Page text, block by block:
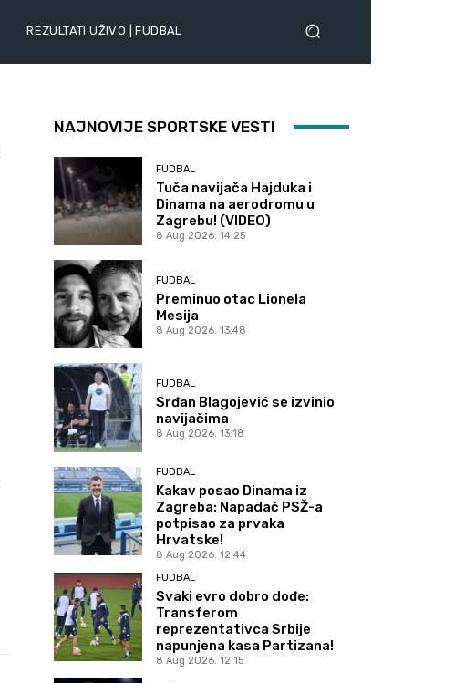
REZULTATI UŽIVO | FUDBAL
NAJNOVIJE SPORTSKE VESTI
FUDBAL
Tuča navijača Hajduka i
Dinama na aerodromu u
Zagrebu! (VIDEO)
8 Aug 2026. 14:25
FUDBAL
Preminuo otac Lionela
Mesija
8 Aug 2026. 13:48
FUDBAL
Srđan Blagojević se izvinio
navijačima
8 Aug 2026. 13:18
FUDBAL
Kakav posao Dinama iz
Zagreba: Napadač PSŽ-a
potpisao za prvaka
Hrvatske!
8 Aug 2026. 12:44
FUDBAL
Svaki evro dobro dođe:
Transferom
reprezentativca Srbije
napunjena kasa Partizana!
8 Aug 2026. 12:15